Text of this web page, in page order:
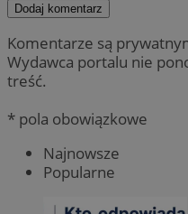
Dodaj komentarz
Komentarze są
Wydawca portalu nie
treść.
* pola obowiązkowe
Najnowsze
Popularne